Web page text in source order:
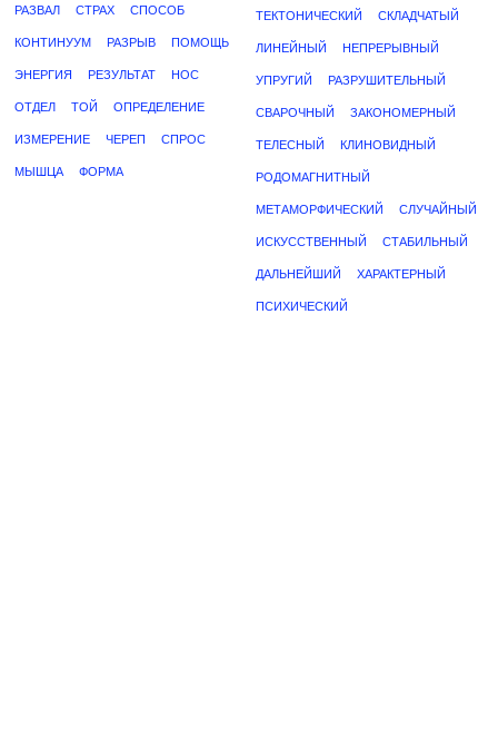
РАЗВАЛ СТРАХ СПОСОБ
КОНТИНУУМ РАЗРЫВ ПОМОЩЬ
ЭНЕРГИЯ РЕЗУЛЬТАТ НОС
ОТДЕЛ ТОЙ ОПРЕДЕЛЕНИЕ
ИЗМЕРЕНИЕ ЧЕРЕП СПРОС
МЫШЦА ФОРМА
ТЕКТОНИЧЕСКИЙ СКЛАДЧАТЫЙ
ЛИНЕЙНЫЙ НЕПРЕРЫВНЫЙ
УПРУГИЙ РАЗРУШИТЕЛЬНЫЙ
СВАРОЧНЫЙ ЗАКОНОМЕРНЫЙ
ТЕЛЕСНЫЙ КЛИНОВИДНЫЙ
РОДОМАГНИТНЫЙ
МЕТАМОРФИЧЕСКИЙ СЛУЧАЙНЫЙ
ИСКУССТВЕННЫЙ СТАБИЛЬНЫЙ
ДАЛЬНЕЙШИЙ ХАРАКТЕРНЫЙ
ПСИХИЧЕСКИЙ